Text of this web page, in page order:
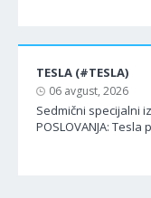
TESLA (#TESLA)
06 avgust, 2026
Sedmični specijalni
POSLOVANJA: